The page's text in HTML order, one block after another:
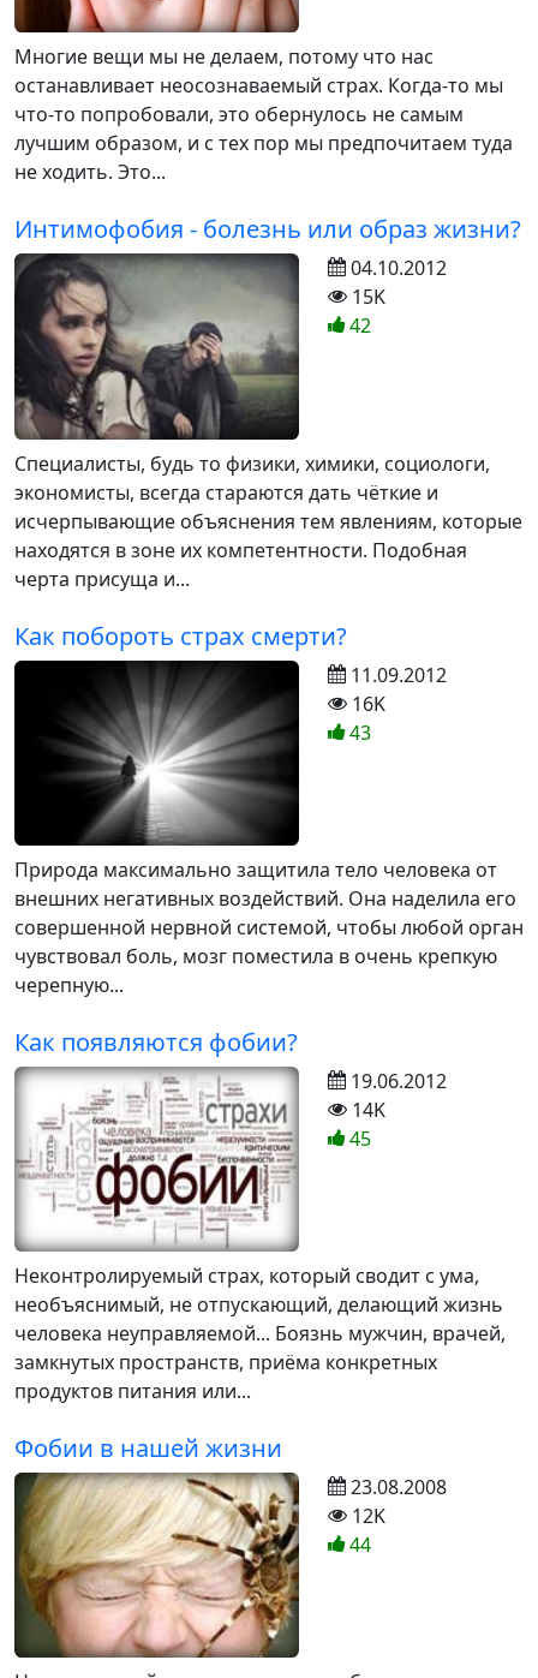
Многие вещи мы не делаем, потому что нас
останавливает неосознаваемый страх. Когда-то мы
что-то попробовали, это обернулось не самым
лучшим образом, и с тех пор мы предпочитаем туда
не ходить. Это...
Интимофобия - болезнь или образ жизни?
Специалисты, будь то физики, химики, социологи,
экономисты, всегда стараются дать чёткие и
исчерпывающие объяснения тем явлениям, которые
находятся в зоне их компетентности. Подобная
черта присуща и...
04.10.2012
15K
42
Как побороть страх смерти?
Природа максимально защитила тело человека от
внешних негативных воздействий. Она наделила его
совершенной нервной системой, чтобы любой орган
чувствовал боль, мозг поместила в очень крепкую
черепную...
11.09.2012
16K
43
Как появляются фобии?
Неконтролируемый страх, который сводит с ума,
необъяснимый, не отпускающий, делающий жизнь
человека неуправляемой... Боязнь мужчин, врачей,
замкнутых пространств, приёма конкретных
продуктов питания или...
19.06.2012
14K
45
Фобии в нашей жизни
23.08.2008
12K
44